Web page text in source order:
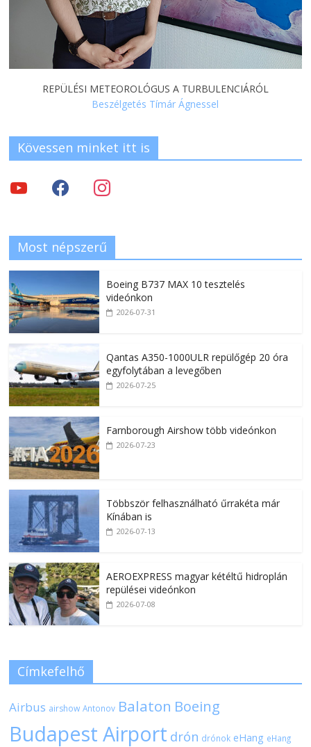
REPÜLÉSI METEOROLÓGUS A TURBULENCIÁRÓL
Beszélgetés Tímár Ágnessel
Kövessen minket itt is
Most népszerű
Boeing B737 MAX 10 tesztelés
videónkon
2026-07-31
Qantas A350-1000ULR repülőgép 20 óra
egyfolytában a levegőben
2026-07-25
Farnborough Airshow több videónkon
2026-07-23
Többször felhasználható űrrakéta már
Kínában is
2026-07-13
AEROEXPRESS magyar kétéltű hidroplán
repülései videónkon
2026-07-08
Címkefelhő
Airbus airshow Antonov Balaton Boeing
Budapest Airport drón drónok eHang eHang